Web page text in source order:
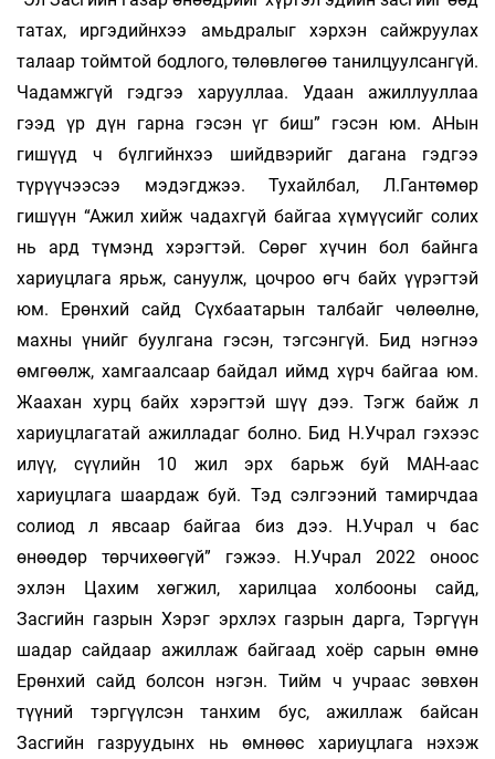
татах, иргэдийнхээ амьдралыг хэрхэн сайжруулах
талаар тоймтой бодлого, төлөвлөгөө танилцуулсангүй.
Чадамжгүй гэдгээ харууллаа. Удаан ажиллууллаа
гээд үр дүн гарна гэсэн үг биш” гэсэн юм. АНын
гишүүд ч бүлгийнхээ шийдвэрийг дагана гэдгээ
түрүүчээсээ мэдэгджээ. Тухайлбал, Л.Гантөмөр
гишүүн “Ажил хийж чадахгүй байгаа хүмүүсийг солих
нь ард түмэнд хэрэгтэй. Сөрөг хүчин бол байнга
хариуцлага ярьж, сануулж, цочроо өгч байх үүрэгтэй
юм. Ерөнхий сайд Сүхбаатарын талбайг чөлөөлнө,
махны үнийг буулгана гэсэн, тэгсэнгүй. Бид нэгнээ
өмгөөлж, хамгаалсаар байдал иймд хүрч байгаа юм.
Жаахан хурц байх хэрэгтэй шүү дээ. Тэгж байж л
хариуцлагатай ажилладаг болно. Бид Н.Учрал гэхээс
илүү, сүүлийн 10 жил эрх барьж буй МАН-аас
хариуцлага шаардаж буй. Тэд сэлгээний тамирчдаа
солиод л явсаар байгаа биз дээ. Н.Учрал ч бас
өнөөдөр төрчихөөгүй” гэжээ. Н.Учрал 2022 оноос
эхлэн Цахим хөгжил, харилцаа холбооны сайд,
Засгийн газрын Хэрэг эрхлэх газрын дарга, Тэргүүн
шадар сайдаар ажиллаж байгаад хоёр сарын өмнө
Ерөнхий сайд болсон нэгэн. Тийм ч учраас зөвхөн
түүний тэргүүлсэн танхим бус, ажиллаж байсан
Засгийн газруудынх нь өмнөөс хариуцлага нэхэж